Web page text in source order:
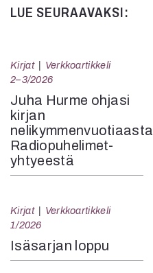
LUE SEURAAVAKSI:
Kirjat
Verkkoartikkeli
2–3/2026
Juha Hurme ohjasi
kirjan
nelikymmenvuotiaasta
Radiopuhelimet-
yhtyeestä
Kirjat
Verkkoartikkeli
1/2026
Isäsarjan loppu